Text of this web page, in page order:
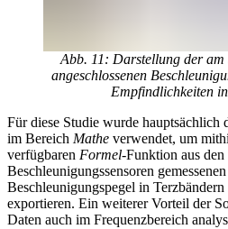
Abb. 11: Darstellung der
angeschlossenen
Empfindlichkeiten
Für diese Studie wurde hauptsächlich
im Bereich Mathe verwendet, um
verfügbaren Formel-Funktion aus den
Beschleunigungssensoren
Beschleunigungspegel in
exportieren. Ein weiterer Vorteil der
Daten auch im Frequenzbereich